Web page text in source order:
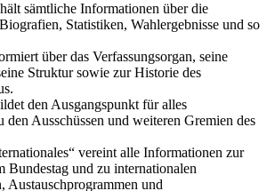
sämtliche Informationen über die
Statistiken, Wahlergebnisse und so
über das Verfassungsorgan, seine
Struktur sowie zur Historie des
den Ausgangspunkt für alles
den Ausschüssen und weiteren Gremien des
vereint alle Informationen zur
Bundestag und zu internationalen
Austauschprogrammen und